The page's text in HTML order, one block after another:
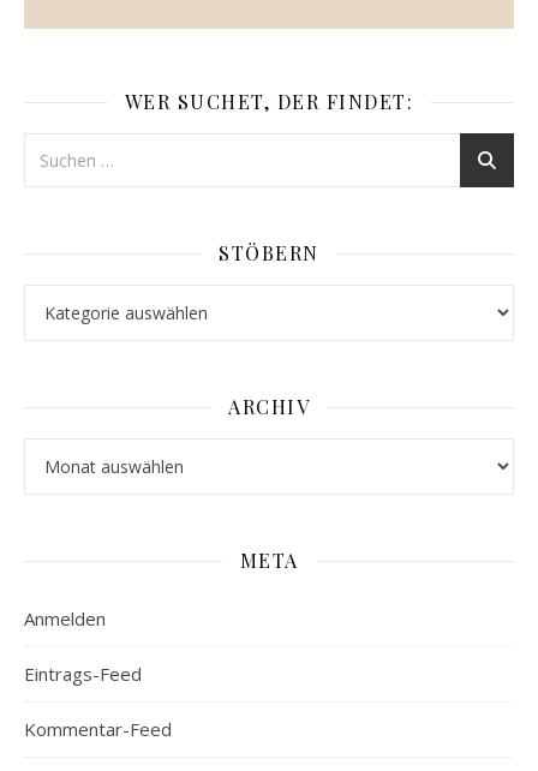
WER SUCHET, DER FINDET:
STÖBERN
ARCHIV
META
Anmelden
Eintrags-Feed
Kommentar-Feed